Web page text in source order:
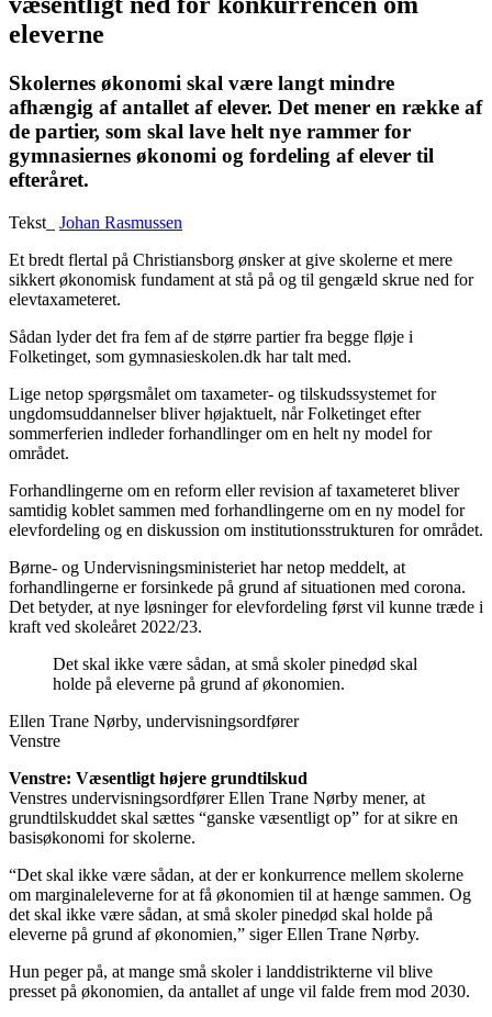
eleverne
Skolernes økonomi skal være langt mindre
afhængig af antallet af elever. Det mener en række af
de partier, som skal lave helt nye rammer for
gymnasiernes økonomi og fordeling af elever til
efteråret.
Tekst_ Johan Rasmussen
Et bredt flertal på Christiansborg ønsker at give skolerne et mere
sikkert økonomisk fundament at stå på og til gengæld skrue ned for
elevtaxameteret.
Sådan lyder det fra fem af de større partier fra begge fløje i
Folketinget, som gymnasieskolen.dk har talt med.
Lige netop spørgsmålet om taxameter- og tilskudssystemet for
ungdomsuddannelser bliver højaktuelt, når Folketinget efter
sommerferien indleder forhandlinger om en helt ny model for
området.
Forhandlingerne om en reform eller revision af taxameteret bliver
samtidig koblet sammen med forhandlingerne om en ny model for
elevfordeling og en diskussion om institutionsstrukturen for området.
Børne- og Undervisningsministeriet har netop meddelt, at
forhandlingerne er forsinkede på grund af situationen med corona.
Det betyder, at nye løsninger for elevfordeling først vil kunne træde i
kraft ved skoleåret 2022/23.
Det skal ikke være sådan, at små skoler pinedød skal
holde på eleverne på grund af økonomien.
Ellen Trane Nørby, undervisningsordfører
Venstre
Venstre: Væsentligt højere grundtilskud
Venstres undervisningsordfører Ellen Trane Nørby mener, at
grundtilskuddet skal sættes “ganske væsentligt op” for at sikre en
basisøkonomi for skolerne.
“Det skal ikke være sådan, at der er konkurrence mellem skolerne
om marginaleleverne for at få økonomien til at hænge sammen. Og
det skal ikke være sådan, at små skoler pinedød skal holde på
eleverne på grund af økonomien,” siger Ellen Trane Nørby.
Hun peger på, at mange små skoler i landdistrikterne vil blive
presset på økonomien, da antallet af unge vil falde frem mod 2030.